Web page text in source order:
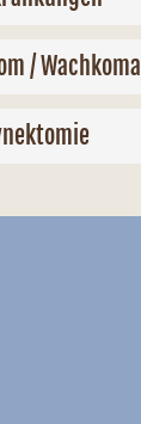
/ Wachkoma